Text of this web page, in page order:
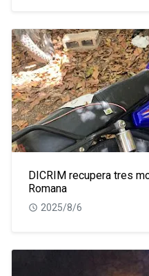
DICRIM recupera tres
Romana
2025/8/6